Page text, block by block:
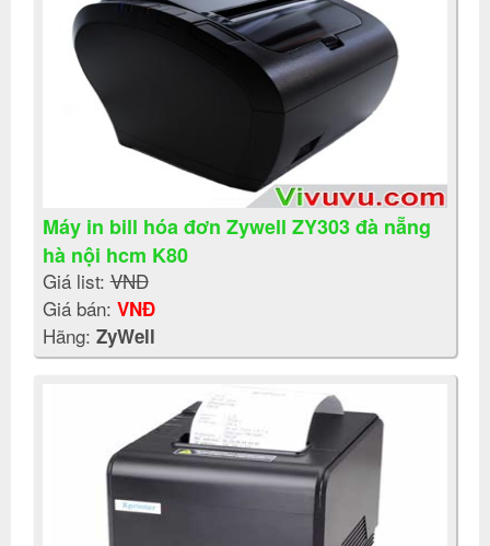
Máy in bill hóa đơn Zywell ZY303 đà nẵng
hà nội hcm K80
Giá list:VNĐ
Giá bán: VNĐ
Hãng: ZyWell